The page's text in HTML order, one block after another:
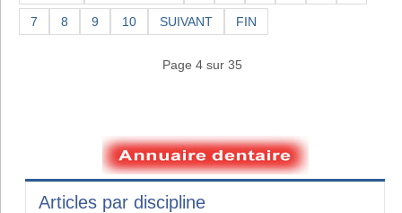
7 8 9 10 SUIVANT FIN
Page 4 sur 35
Articles par discipline